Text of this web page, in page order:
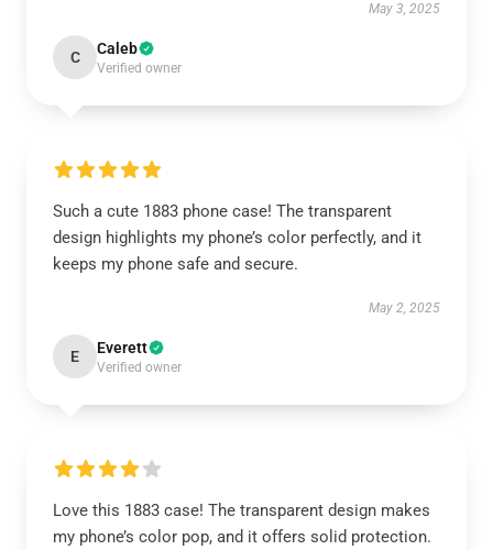
May 3, 2025
C Caleb
Verified owner
Such a cute 1883 phone case! The transparent
design highlights my phone’s color perfectly, and it
keeps my phone safe and secure.
May 2, 2025
E Everett
Verified owner
Love this 1883 case! The transparent design makes
my phone’s color pop, and it offers solid protection.